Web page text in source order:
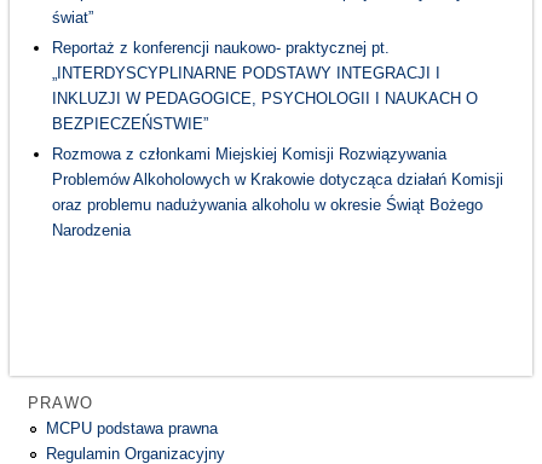
świat”
Reportaż z konferencji naukowo- praktycznej pt.
„INTERDYSCYPLINARNE PODSTAWY INTEGRACJI I
INKLUZJI W PEDAGOGICE, PSYCHOLOGII I NAUKACH O
BEZPIECZEŃSTWIE”
Rozmowa z członkami Miejskiej Komisji Rozwiązywania
Problemów Alkoholowych w Krakowie dotycząca działań Komisji
oraz problemu nadużywania alkoholu w okresie Świąt Bożego
Narodzenia
PRAWO
MCPU podstawa prawna
Regulamin Organizacyjny